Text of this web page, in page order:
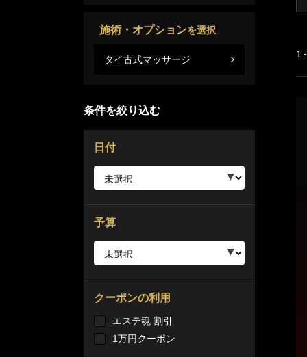
1
施術・オプションを選択
タイ古式マッサージ
条件を絞り込む
日付
予算
クーポンの利用
エステ魂 割引
1万円クーポン